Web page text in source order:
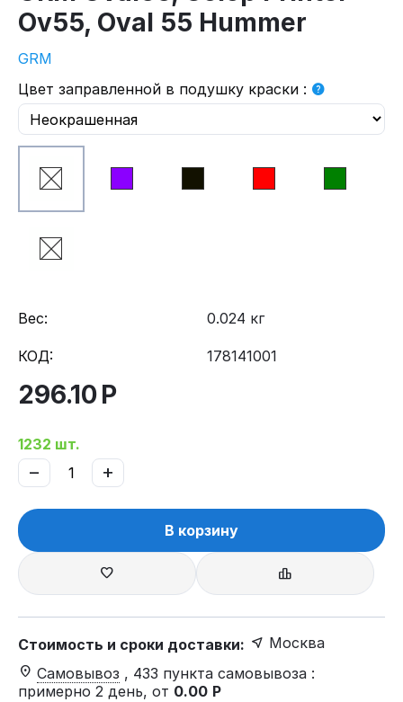
Ov55, Oval 55 Hummer
GRM
Цвет заправленной в подушку краски :
Вес: 0.024 кг
КОД: 178141001
296.10Р
1232 шт.
+
−
В корзину
Стоимость и сроки доставки:
Москва
Самовывоз , 433 пункта самовывоза :
примерно 2 день, от 0.00 Р